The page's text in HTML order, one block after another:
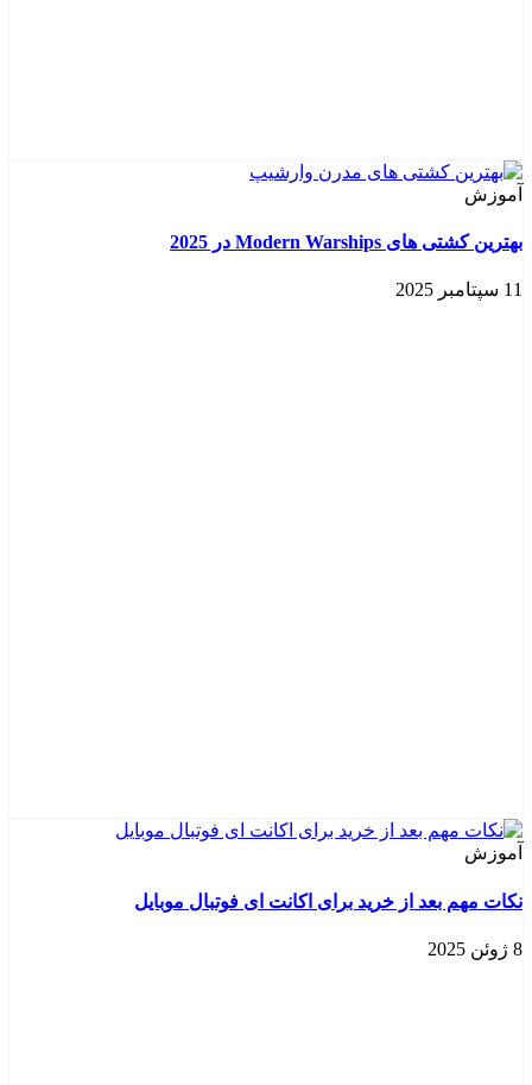
آموزش
بهترین کشتی‌ های Modern Warships در 2025
11 سپتامبر 2025
آموزش
نکات مهم بعد از خرید برای اکانت ای فوتبال موبایل
8 ژوئن 2025